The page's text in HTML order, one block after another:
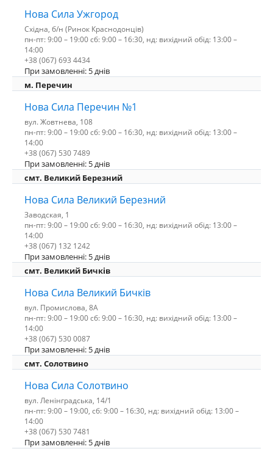
Нова Сила Ужгород
Східна, б/н (Ринок Краснодонців)
пн-пт: 9:00 – 19:00 сб: 9:00 – 16:30, нд: вихідний обід: 13:00 –
14:00
+38 (067) 693 4434
При замовленні: 5 днів
м. Перечин
Нова Сила Перечин №1
вул. Жовтнева, 108
пн-пт: 9:00 – 19:00 сб: 9:00 – 16:30, нд: вихідний обід: 13:00 –
14:00
+38 (067) 530 7489
При замовленні: 5 днів
смт. Великий Березний
Нова Сила Великий Березний
Заводская, 1
пн-пт: 9:00 – 19:00 сб: 9:00 – 16:30, нд: вихідний обід: 13:00 –
14:00
+38 (067) 132 1242
При замовленні: 5 днів
смт. Великий Бичків
Нова Сила Великий Бичків
вул. Промислова, 8А
пн-пт: 9:00 – 19:00 сб: 9:00 – 16:30, нд: вихідний обід: 13:00 –
14:00
+38 (067) 530 0087
При замовленні: 5 днів
смт. Солотвино
Нова Сила Солотвино
вул. Ленінградська, 14/1
пн-пт: 9:00 – 19:00, сб: 9:00 – 16:30, нд: вихідний обід: 13:00 –
14:00
+38 (067) 530 7481
При замовленні: 5 днів